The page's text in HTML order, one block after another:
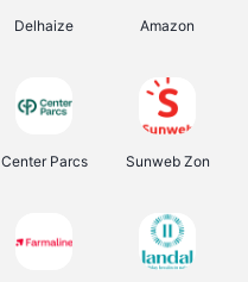
Delhaize Amazon
Center Parcs Sunweb Zon